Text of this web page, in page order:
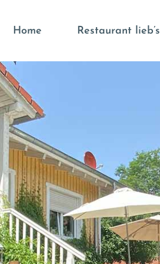
Home Restaurant lieb’s